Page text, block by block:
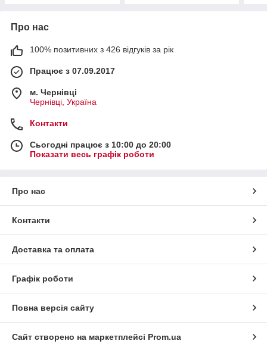
Про нас
100% позитивних з 426 відгуків за рік
Працює з 07.09.2017
м. Чернівці
Чернівці, Україна
Контакти
Сьогодні працює з 10:00 до 20:00
Показати весь графік роботи
Про нас
Контакти
Доставка та оплата
Графік роботи
Повна версія сайту
Сайт створено на маркетплейсі Prom.ua